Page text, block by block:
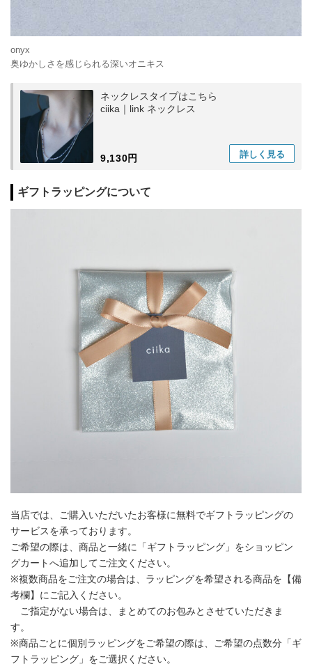
onyx
奥ゆかしさを感じられる深いオニキス
ネックレスタイプはこちら
ciika｜link ネックレス
9,130円 詳しく 見る
ギフトラッピングについて
当店では、ご購入いただいたお客様に無料でギフトラッピングの
サービスを承っております。
ご希望の際は、商品と一緒に「ギフトラッピング」をショッピン
グカートへ追加してご注文ください。
※複数商品をご注文の場合は、ラッピングを希望される商品を【備
考欄】にご記入ください。
ご指定がない場合は、まとめてのお包みとさせていただきま
す。
※商品ごとに個別ラッピングをご希望の際は、ご希望の点数分「ギ
フトラッピング」をご選択ください。